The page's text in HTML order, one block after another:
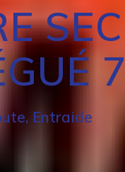
Entraide